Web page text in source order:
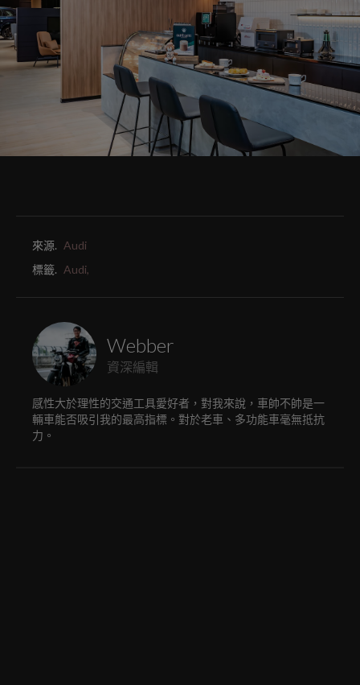
來源. Audi
標籤. Audi,
Webber
資深編輯
感性大於理性的交通工具愛好者，對我來說，車帥不帥是一
輛車能否吸引我的最高指標。對於老車、多功能車毫無抵抗
力。